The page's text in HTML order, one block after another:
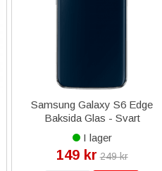
Samsung Galaxy S6 Edge
Baksida Glas - Svart
I lager
149 kr 249 kr